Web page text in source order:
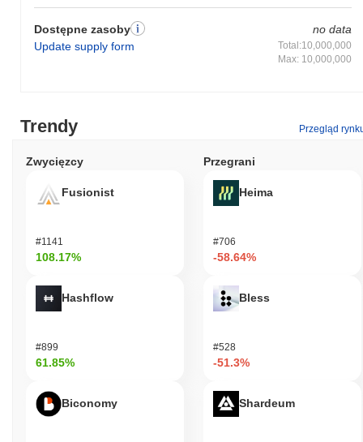
Dostępne zasoby
Update supply form
no data
Total:10,000,000
Max: 10,000,000
Trendy Przegląd
Zwycięzcy
Fusionist
#1141
108.17%
Hashflow
#899
61.85%
Biconomy
Przegrani
Heima
#706
-58.64%
Bless
#528
-51.3%
Shardeum